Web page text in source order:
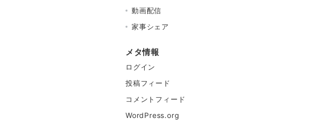
動画配信
家事シェア
メタ情報
ログイン
投稿フィード
コメントフィード
WordPress.org